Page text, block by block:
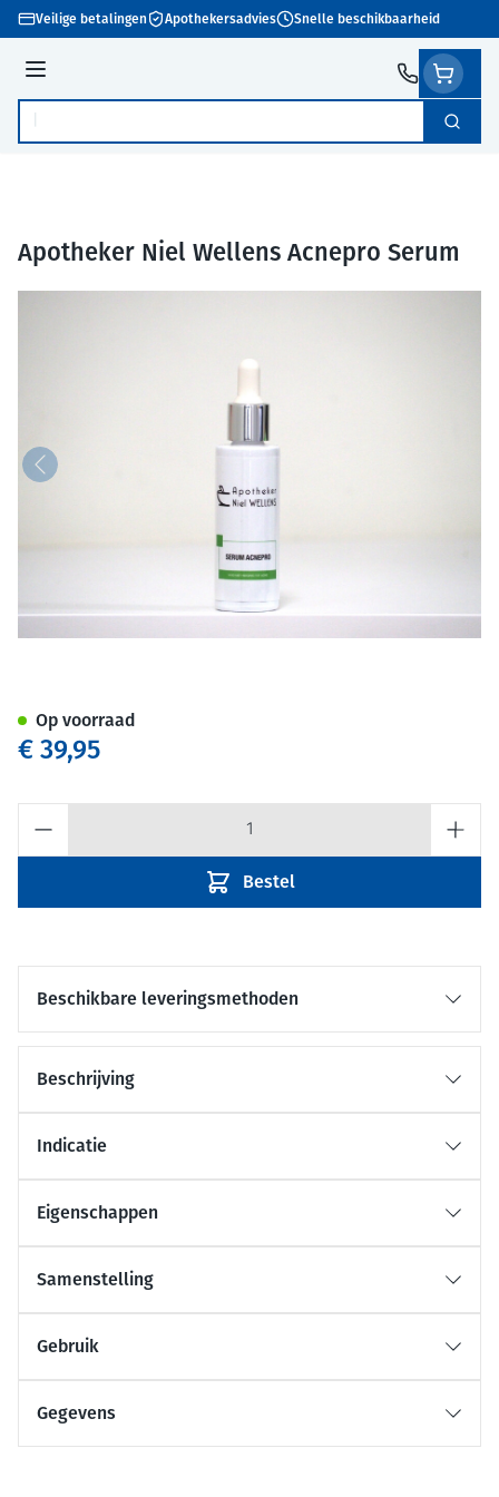
Ga naar de inhoud
Veilige betalingen Apothekersadvies Snelle beschikbaarheid
Menu
Product, merk, categorie... Zoek
Apotheker Niel Wellens Acnepro Serum
€ 39,95
Bestel
Op voorraad
Beschikbare leveringsmethoden
Beschrijving
Indicatie
Eigenschappen
Samenstelling
Gebruik
Gegevens